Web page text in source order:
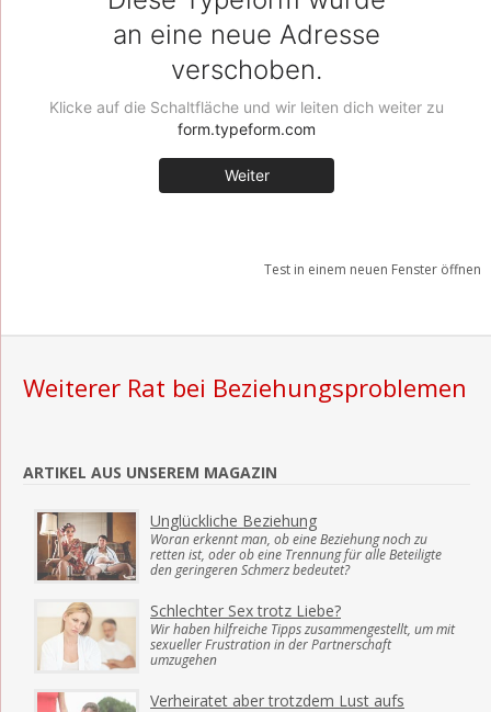
Test in einem neuen Fenster öffnen
Weiterer Rat bei Beziehungsproblemen
ARTIKEL AUS UNSEREM MAGAZIN
Unglückliche Beziehung
Woran erkennt man, ob eine Beziehung noch zu
retten ist, oder ob eine Trennung für alle Beteiligte
den geringeren Schmerz bedeutet?
Schlechter Sex trotz Liebe?
Wir haben hilfreiche Tipps zusammengestellt, um mit
sexueller Frustration in der Partnerschaft
umzugehen
Verheiratet aber trotzdem Lust aufs